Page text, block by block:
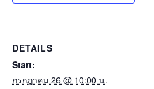
DETAILS
Start:
กรกฎาคม 26 @ 10:00 น.